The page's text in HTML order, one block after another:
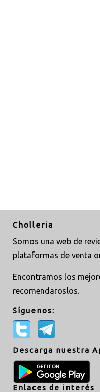
Cholleria
Somos una web de
plataformas de venta
Encontramos los
recomendaroslos.
Síguenos:
Descarga nuestra
Enlaces de interés